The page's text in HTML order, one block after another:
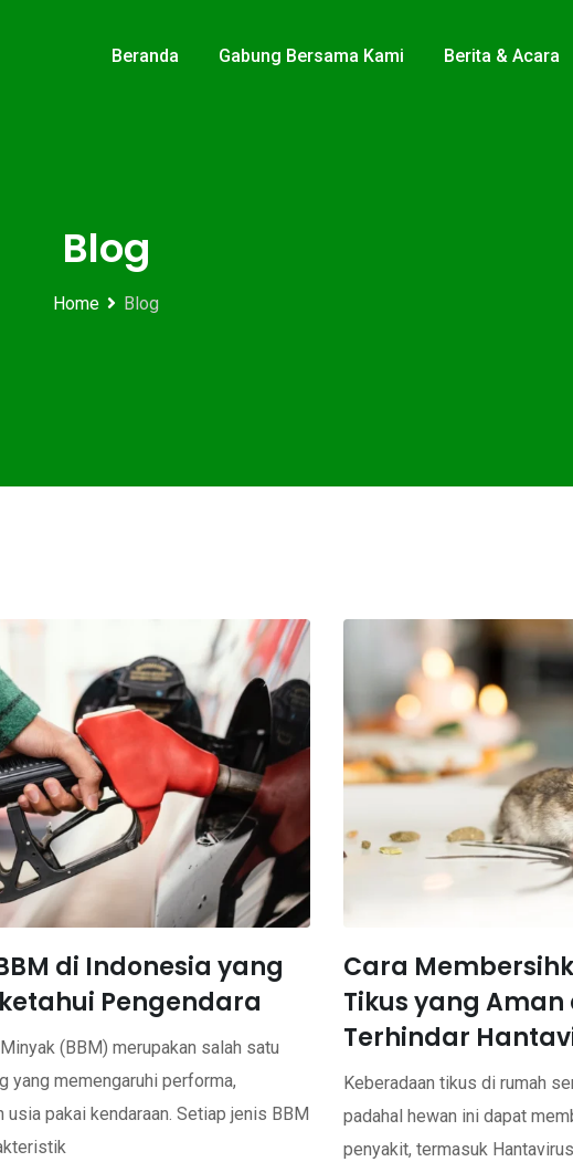
Beranda Gabung Bersama Kami Berita & Acara
Blog
Home Blog
di Indonesia yang
Pengendara
Minyak (BBM) merupakan salah satu
yang memengaruhi performa,
usia pakai kendaraan. Setiap jenis BBM
Cara
Tikus yang
Terhindar
Keberadaan tikus di rumah
padahal hewan ini dapat
penyakit, termasuk